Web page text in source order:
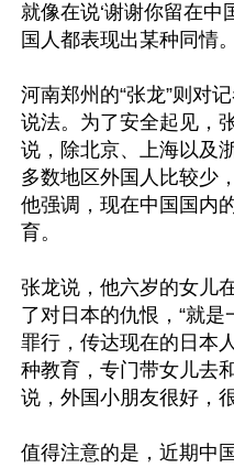
就像在说‘谢谢你留在中
国人都表现出某种同情
河南郑州的“张龙”则对
说法。为了安全起见，
说，除北京、上海以及
多数地区外国人比较少
他强调，现在中国国内
育。
张龙说，他六岁的女儿
了对日本的仇恨，“就
罪行，传达现在的日本
种教育，专门带女儿去
说，外国小朋友很好，
值得注意的是，近期中